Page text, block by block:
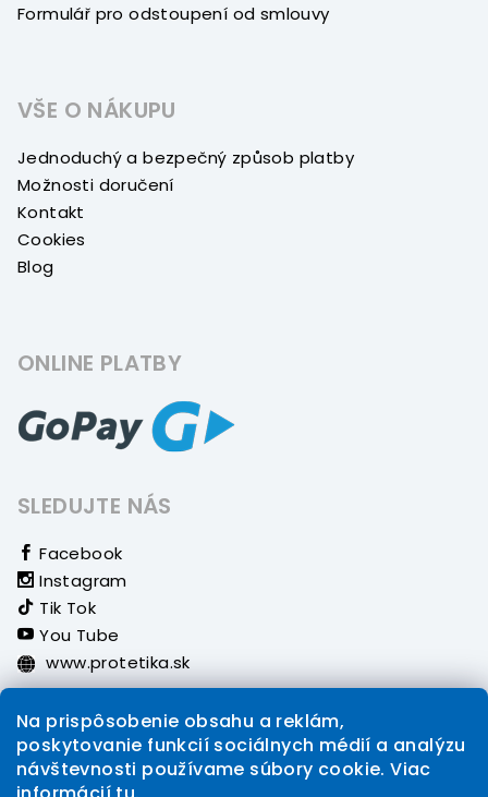
Na prispôsobenie obsahu a reklám,
poskytovanie funkcií sociálnych médií a analýzu
návštevnosti používame súbory cookie. Viac
Formulář pro odstoupení od smlouvy
VŠE O NÁKUPU
Jednoduchý a bezpečný způsob platby
Možnosti doručení
Kontakt
Cookies
Blog
ONLINE PLATBY
SLEDUJTE NÁS
Facebook
Instagram
Tik Tok
You Tube
www.protetika.sk
Instagram